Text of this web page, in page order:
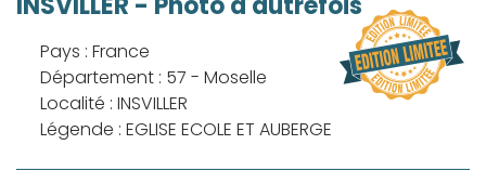
Pays : France
Département : 57 - Moselle
Localité : INSVILLER
Légende : EGLISE ECOLE ET AUBERGE